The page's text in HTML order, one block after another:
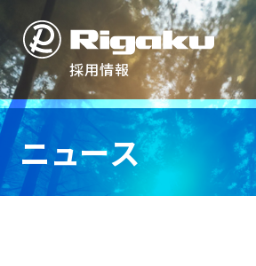
採用情報
ニュース
リガクの魅力
ニュース